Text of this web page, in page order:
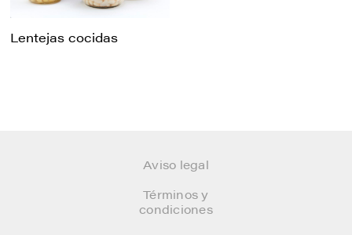
Lentejas cocidas
Aviso legal
Términos y
condiciones